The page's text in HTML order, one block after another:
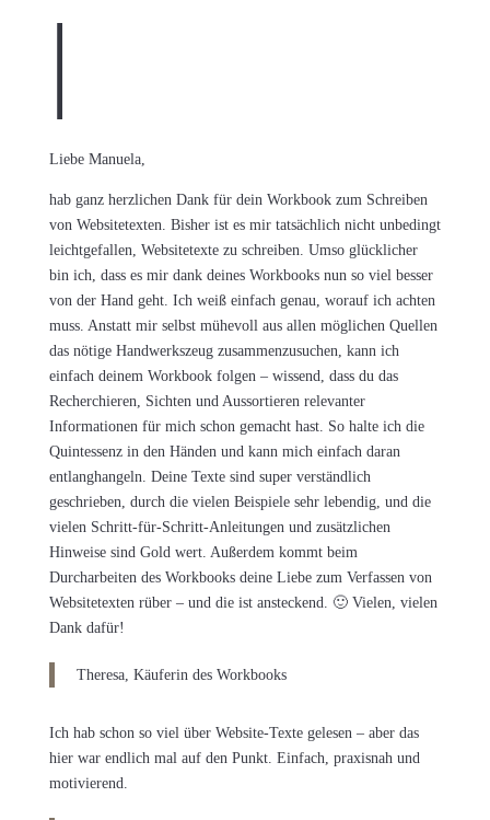
|
Liebe Manuela,
hab ganz herzlichen Dank für dein Workbook zum Schreiben
von Websitetexten. Bisher ist es mir tatsächlich nicht unbedingt
leichtgefallen, Websitetexte zu schreiben. Umso glücklicher
bin ich, dass es mir dank deines Workbooks nun so viel besser
von der Hand geht. Ich weiß einfach genau, worauf ich achten
muss. Anstatt mir selbst mühevoll aus allen möglichen Quellen
das nötige Handwerkszeug zusammenzusuchen, kann ich
einfach deinem Workbook folgen – wissend, dass du das
Recherchieren, Sichten und Aussortieren relevanter
Informationen für mich schon gemacht hast. So halte ich die
Quintessenz in den Händen und kann mich einfach daran
entlanghangeln. Deine Texte sind super verständlich
geschrieben, durch die vielen Beispiele sehr lebendig, und die
vielen Schritt-für-Schritt-Anleitungen und zusätzlichen
Hinweise sind Gold wert. Außerdem kommt beim
Durcharbeiten des Workbooks deine Liebe zum Verfassen von
Websitetexten rüber – und die ist ansteckend. 🙂 Vielen, vielen
Dank dafür!
Theresa, Käuferin des Workbooks
Ich hab schon so viel über Website-Texte gelesen – aber das
hier war endlich mal auf den Punkt. Einfach, praxisnah und
motivierend.